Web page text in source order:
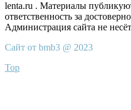
lenta.ru . Материалы
ответственность за
Администрация сайта не
Сайт от bmb3 @ 2023
Top